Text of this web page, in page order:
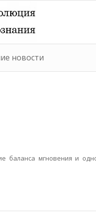
новости
баланса мгновения и